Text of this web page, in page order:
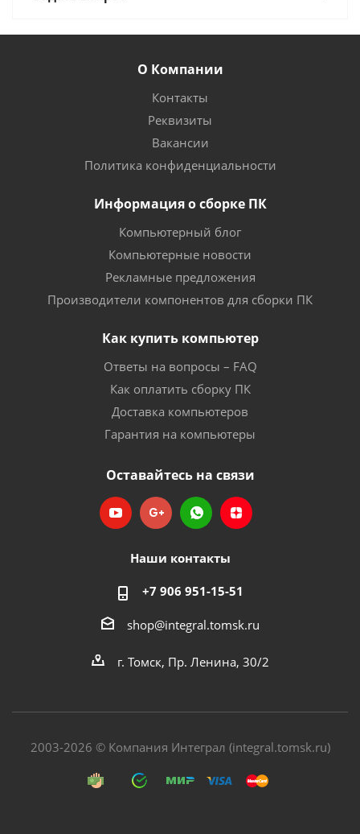
О Компании
Контакты
Реквизиты
Вакансии
Политика конфиденциальности
Информация о сборке ПК
Компьютерный блог
Компьютерные новости
Рекламные предложения
Производители компонентов для сборки ПК
Как купить компьютер
Ответы на вопросы – FAQ
Как оплатить сборку ПК
Доставка компьютеров
Гарантия на компьютеры
Оставайтесь на связи
Наши контакты
+7 906 951-15-51
shop@integral.tomsk.ru
г. Томск, Пр. Ленина, 30/2
2003-2026 © Компания Интеграл (integral.tomsk.ru)